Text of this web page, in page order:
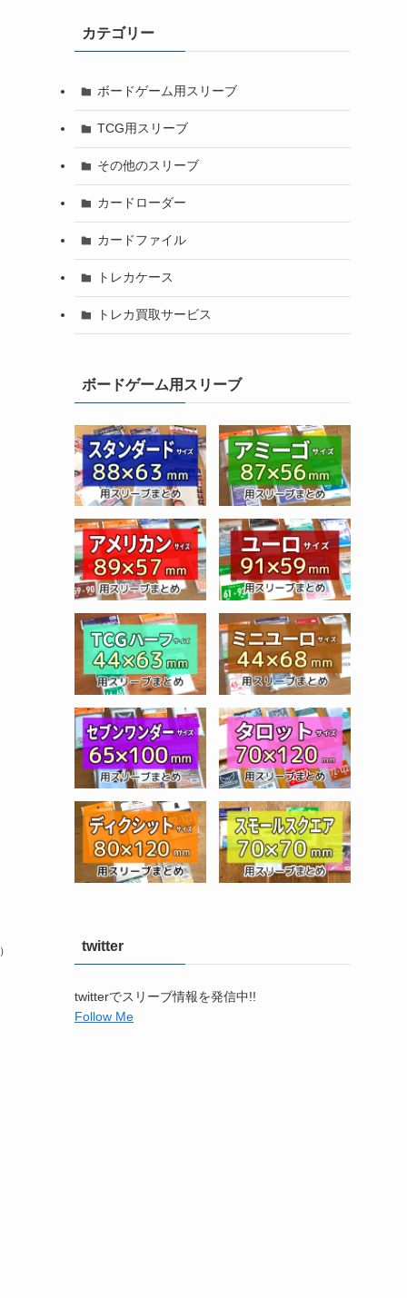
カテゴリー
ボードゲーム用スリーブ
TCG用スリーブ
その他のスリーブ
カードローダー
カードファイル
トレカケース
トレカ買取サービス
ボードゲーム用スリーブ
twitter
twitterでスリーブ情報を発信中!!
Follow Me